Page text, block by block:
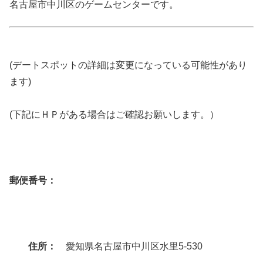
名古屋市中川区のゲームセンターです。
(デートスポットの詳細は変更になっている可能性があり
ます)
(下記にＨＰがある場合はご確認お願いします。）
郵便番号：
住所： 愛知県名古屋市中川区水里5-530